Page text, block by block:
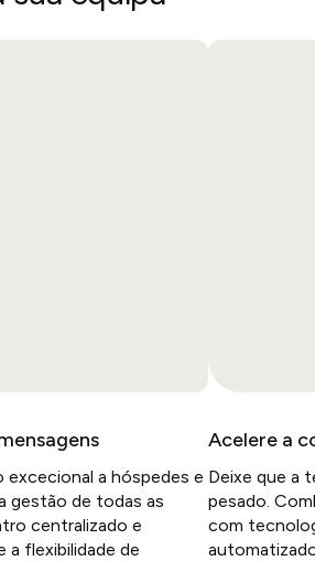
a hóspedes e
gestão de todas as
centralizado e
a flexibilidade de
Acelere a
Deixe que a
pesado.
com